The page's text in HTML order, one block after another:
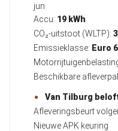
jun
Accu: 19 kWh
CO₂-uitstoot (WLTP):
Emissieklasse: Euro
Beschikbare
Van Tilburg
Afleveringsbeurt
Nieuwe APK keuring